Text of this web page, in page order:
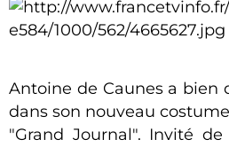
Antoine de Caunes a bien
dans son nouveau
"Grand Journal". Invité